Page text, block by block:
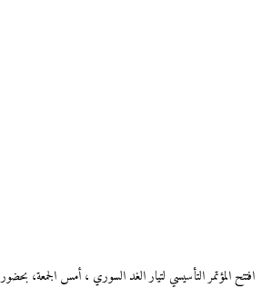
افتتح المؤتمر التأسيسي لتيار الغد السوري ، أمس الجمعة،